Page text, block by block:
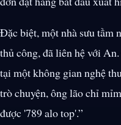
Đặc biệt, một nhà sưu tầm
thủ công, đã liên hệ với
tại một không gian nghệ
trò chuyện, ông lão chỉ
được '789 alo top'.”